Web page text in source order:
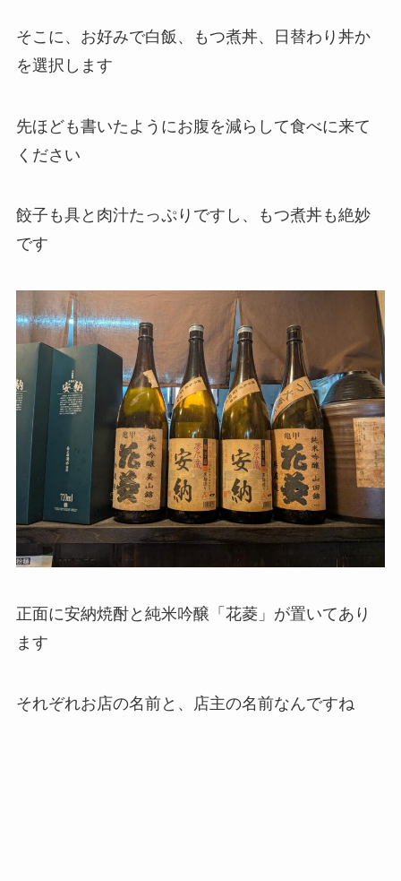
そこに、お好みで白飯、もつ煮丼、日替わり丼か
を選択します
先ほども書いたようにお腹を減らして食べに来て
ください
餃子も具と肉汁たっぷりですし、もつ煮丼も絶妙
です
正面に安納焼酎と純米吟醸「花菱」が置いてあり
ます
それぞれお店の名前と、店主の名前なんですね